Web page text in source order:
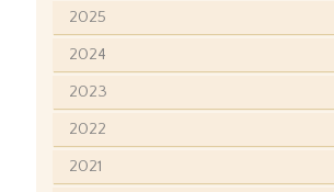
2025
2024
2023
2022
2021